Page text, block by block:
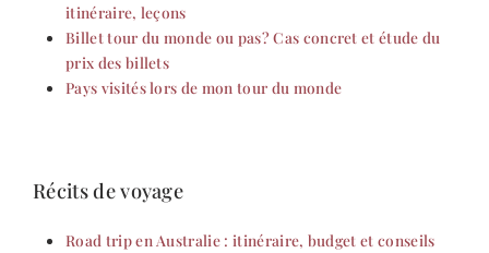
itinéraire, leçons
Billet tour du monde ou pas? Cas concret et étude du
prix des billets
Pays visités lors de mon tour du monde
Récits de voyage
Road trip en Australie : itinéraire, budget et conseils